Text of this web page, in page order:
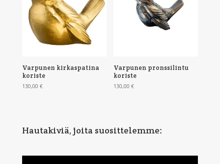
Varpunen kirkaspatina
koriste
130,00 €
Varpunen pronssilintu
koriste
130,00€
Hautakiviä, joita suosittelemme: